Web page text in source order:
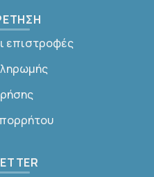
επιστροφές